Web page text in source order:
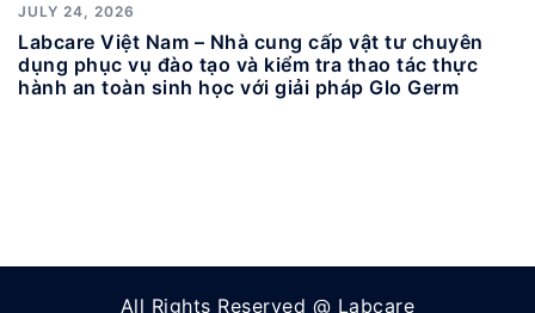
JULY 24, 2026
Labcare Việt Nam – Nhà cung cấp vật tư chuyên
dụng phục vụ đào tạo và kiểm tra thao tác thực
hành an toàn sinh học với giải pháp Glo Germ
All Rights Reserved @ Labcare